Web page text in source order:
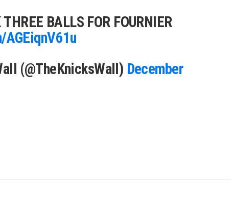
BALLS FOR FOURNIER
(@TheKnicksWall) December